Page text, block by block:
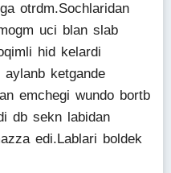
otrdm.Sochlaridan
uci blan slab
hid kelardi
aylanb ketgande
emchegi wundo bortb
db sekn labidan
edi.Lablari boldek